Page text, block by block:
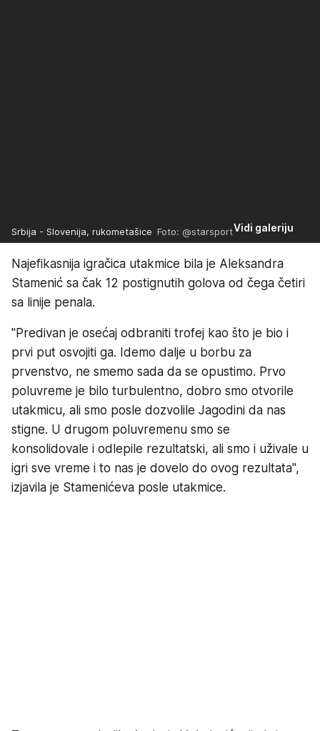
Vidi galeriju
Srbija - Slovenija, rukometašice Foto: @starsport
Najefikasnija igračica utakmice bila je Aleksandra
Stamenić sa čak 12 postignutih golova od čega četiri
sa linije penala.
"Predivan je osećaj odbraniti trofej kao što je bio i
prvi put osvojiti ga. Idemo dalje u borbu za
prvenstvo, ne smemo sada da se opustimo. Prvo
poluvreme je bilo turbulentno, dobro smo otvorile
utakmicu, ali smo posle dozvolile Jagodini da nas
stigne. U drugom poluvremenu smo se
konsolidovale i odlepile rezultatski, ali smo i uživale u
igri sve vreme i to nas je dovelo do ovog rezultata",
izjavila je Stamenićeva posle utakmice.